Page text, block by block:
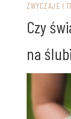
ZWYCZAJE I
Czy
na